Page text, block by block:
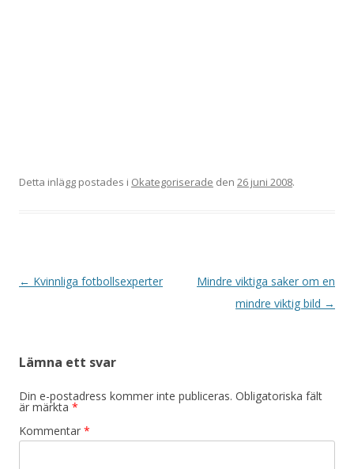
Detta inlägg postades i Okategoriserade den 26 juni 2008.
Inläggsnavigering
← Kvinnliga fotbollsexperter
Mindre viktiga saker om en
mindre viktig bild →
Lämna ett svar
Din e-postadress kommer inte publiceras. Obligatoriska fält
är märkta *
Kommentar *